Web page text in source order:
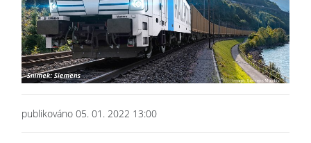
publikováno 05. 01. 2022 13:00